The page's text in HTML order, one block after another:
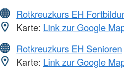
Rotkreuzkurs EH
Karte: Link zur Google
Rotkreuzkurs EH Senioren
Karte: Link zur Google